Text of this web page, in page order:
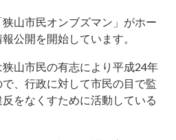
山市民オンブズマン」がホー
公開を開始しています。
山市民の有志により平成24年
、行政に対して市民の目で監
をなくすために活動している